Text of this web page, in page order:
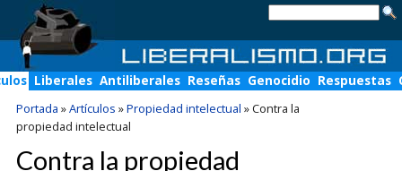
Liberales Antiliberales Reseñas Genocidio Respuestas
Portada »Artículos »Propiedad intelectual »Contra la
propiedad intelectual
Contra la propiedad